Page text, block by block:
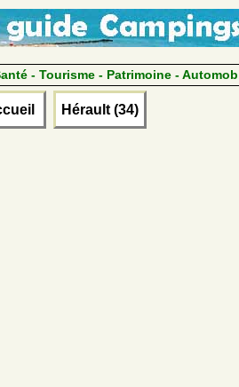
- Tourisme - Patrimoine -
Hérault (34)